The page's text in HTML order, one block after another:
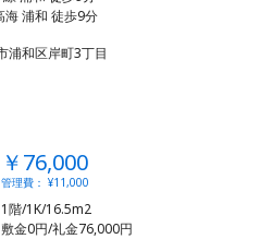
浦和区岸町3丁目
￥76,000
管理費： ¥11,000
1階/1K/16.5m2
敷金0円/礼金76,000円